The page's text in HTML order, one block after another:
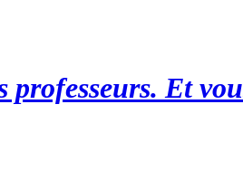
professeurs. Et